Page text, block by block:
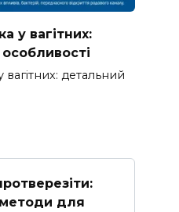
у вагітних:
детальний
для